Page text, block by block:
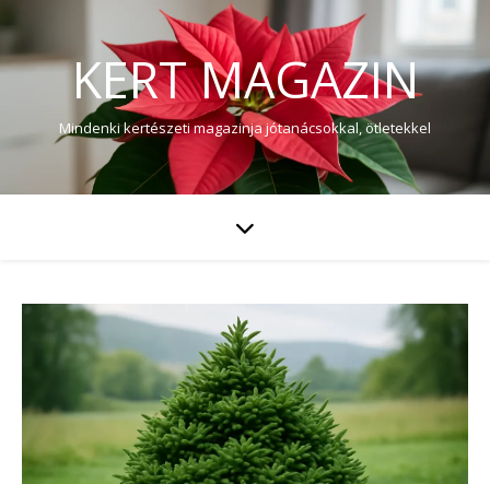
KERT MAGAZIN
Mindenki kertészeti magazinja jótanácsokkal, ötletekkel